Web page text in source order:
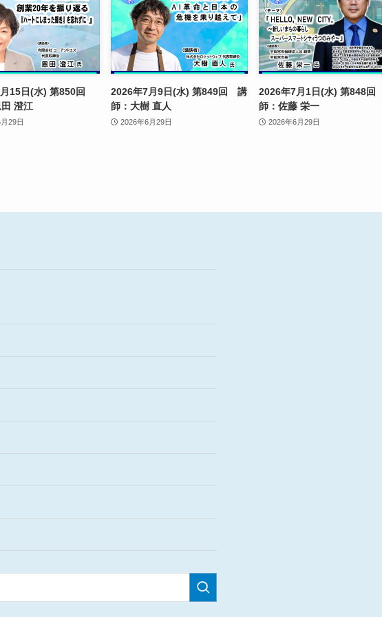
15日(水) 第850回
澄江
29日
2026年7月9日(水) 第849回 講
師：大樹 直人
2026年6月29日
2026年7月1日(水) 第848
師：佐藤 栄一
2026年6月29日